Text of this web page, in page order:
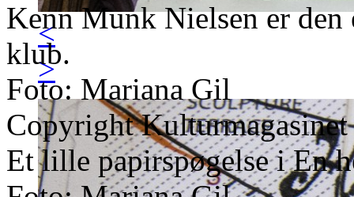
<
>
Kenn Munk Nielsen er
klub.
Foto: Mariana Gil
Copyright
Et lille papirspøgelse i En